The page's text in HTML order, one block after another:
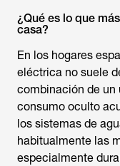
¿Qué es lo que
casa?
En los hogares
eléctrica no suele
combinación de un
consumo oculto
los sistemas de
habitualmente las
especialmente